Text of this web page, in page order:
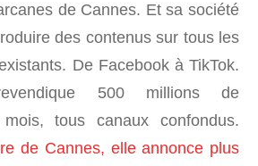
de Cannes. Et sa société
des contenus sur tous les
De Facebook à TikTok.
500 millions de
tous canaux confondus.
de Cannes, elle annonce plus